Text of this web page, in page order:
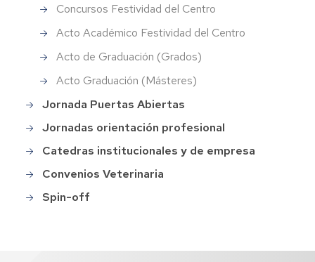
Concursos Festividad del Centro
Acto Académico Festividad del Centro
Acto de Graduación (Grados)
Acto Graduación (Másteres)
Jornada Puertas Abiertas
Jornadas orientación profesional
Catedras institucionales y de empresa
Convenios Veterinaria
Spin-off